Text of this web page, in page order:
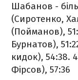
Шабанов -
(Сиротенко,
(Пойманов),
Бурнатов),
кидок), 54:38.
Фірсов), 57:36